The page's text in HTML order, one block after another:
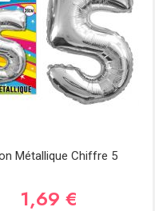
Métallique Chiffre 5
1,69 €